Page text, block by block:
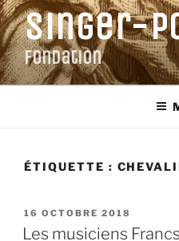
Aller
au
contenu
principal
Singer-
Fondation
ÉTIQUETTE :
PUBLIÉ
LE
16 OCTOBRE 2018
Les musiciens